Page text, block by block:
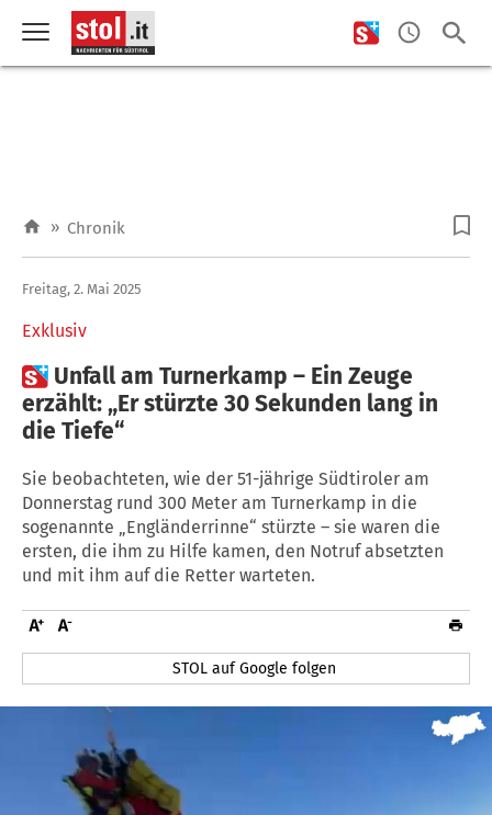
» Chronik
Exklusiv
Freitag, 2. Mai 2025
 Unfall am Turnerkamp – Ein Zeuge
erzählt: „Er stürzte 30 Sekunden lang in
die Tiefe“
Sie beobachteten, wie der 51-jährige Südtiroler am
Donnerstag rund 300 Meter am Turnerkamp in die
sogenannte „Engländerrinne“ stürzte – sie waren die
ersten, die ihm zu Hilfe kamen, den Notruf absetzten
und mit ihm auf die Retter warteten.
STOL auf Google folgen